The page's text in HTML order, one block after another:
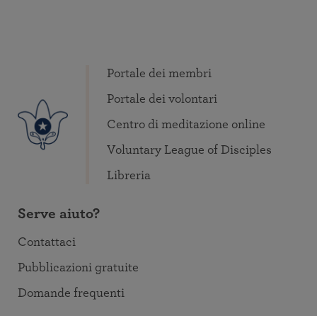
Portale dei membri
Portale dei volontari
Centro di meditazione online
Voluntary League of Disciples
Libreria
Serve aiuto?
Contattaci
Pubblicazioni gratuite
Domande frequenti